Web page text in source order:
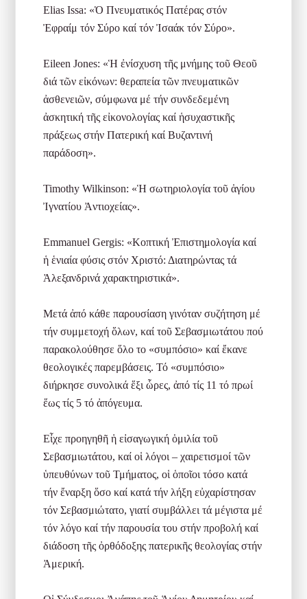
Elias Issa: «Ὁ Πνευματικός Πατέρας στόν
Ἐφραίμ τόν Σύρο καί τόν Ἰσαάκ τόν Σύρο».
Eileen Jones: «Ἡ ἐνίσχυση τῆς μνήμης τοῦ Θεοῦ
διά τῶν εἰκόνων: θεραπεία τῶν πνευματικῶν
ἀσθενειῶν, σύμφωνα μέ τήν συνδεδεμένη
ἀσκητική τῆς εἰκονολογίας καί ἡσυχαστικῆς
πράξεως στήν Πατερική καί Βυζαντινή
παράδοση».
Timothy Wilkinson: «Ἡ σωτηριολογία τοῦ ἁγίου
Ἰγνατίου Ἀντιοχείας».
Emmanuel Gergis: «Κοπτική Ἐπιστημολογία καί
ἡ ἑνιαία φύσις στόν Χριστό: Διατηρώντας τά
Ἀλεξανδρινά χαρακτηριστικά».
Μετά ἀπό κάθε παρουσίαση γινόταν συζήτηση μέ
τήν συμμετοχή ὅλων, καί τοῦ Σεβασμιωτάτου πού
παρακολούθησε ὅλο το «συμπόσιο» καί ἔκανε
θεολογικές παρεμβάσεις. Τό «συμπόσιο»
διήρκησε συνολικά ἕξι ὧρες, ἀπό τίς 11 τό πρωί
ἕως τίς 5 τό ἀπόγευμα.
Εἶχε προηγηθῆ ἡ εἰσαγωγική ὁμιλία τοῦ
Σεβασμιωτάτου, καί οἱ λόγοι – χαιρετισμοί τῶν
ὑπευθύνων τοῦ Τμήματος, οἱ ὁποῖοι τόσο κατά
τήν ἔναρξη ὅσο καί κατά τήν λήξη εὐχαρίστησαν
τόν Σεβασμιώτατο, γιατί συμβάλλει τά μέγιστα μέ
τόν λόγο καί τήν παρουσία του στήν προβολή καί
διάδοση τῆς ὀρθόδοξης πατερικῆς θεολογίας στήν
Ἀμερική.